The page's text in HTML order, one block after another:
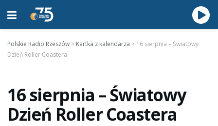
Polskie Radio Rzeszów > Kartka z kalendarza > 16 sierpnia – Światowy
Dzień Roller Coastera
16 sierpnia – Światowy
Dzień Roller Coastera